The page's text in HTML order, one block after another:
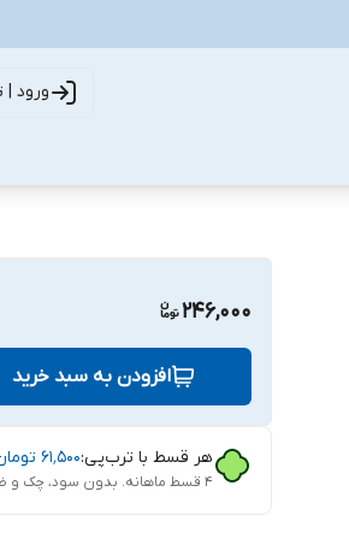
ورود |
246,000
افزودن به سبد خرید
هر قسط با ترب‌پی:۶۱٬۵۰۰
۴ قسط ماهانه. بدون سود، چک و ضامن.